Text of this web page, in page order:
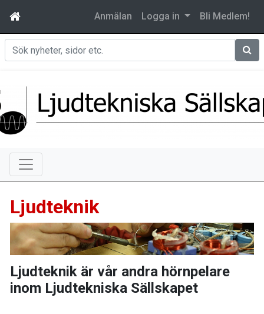
Anmälan Logga in Bli Medlem!
Sök
Ljudteknik
Ljudteknik är vår andra hörnpelare
inom Ljudtekniska Sällskapet